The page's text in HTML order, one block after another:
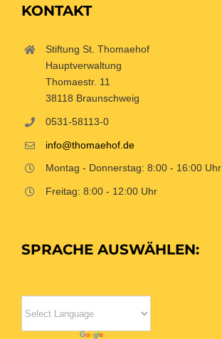
KONTAKT
Stiftung St. Thomaehof
Hauptverwaltung
Thomaestr. 11
38118 Braunschweig
0531-58113-0
info@thomaehof.de
Montag - Donnerstag: 8:00 - 16:00 Uhr
Freitag: 8:00 - 12:00 Uhr
SPRACHE AUSWÄHLEN: